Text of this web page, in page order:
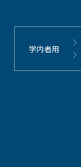
学内者用